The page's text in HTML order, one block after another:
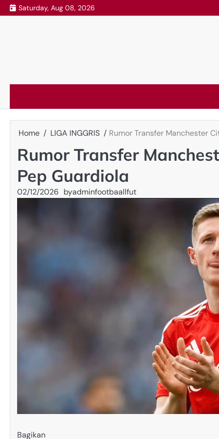
Skip
to
Saturday, Aug 08, 2026
Home LIGA INGGRIS Rumor Transfer Manchester
Rumor Transfer
Pep Guardiola
02/12/2026 byadminfootbaallfut
Bagikan